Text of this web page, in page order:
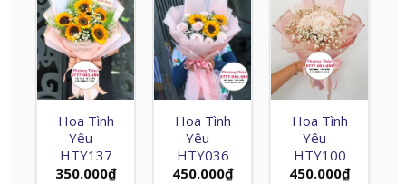
Hoa Tình
Yêu –
HTY137
350.000₫
Hoa Tình
Yêu –
HTY036
450.000₫
Hoa Tình
Yêu –
HTY100
450.000₫